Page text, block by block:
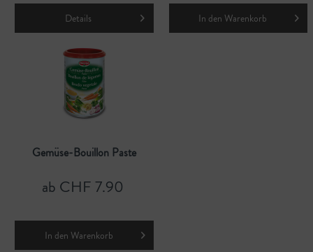
Details In den Warenkorb
Gemüse-Bouillon Paste
ab CHF 7.90
In den Warenkorb